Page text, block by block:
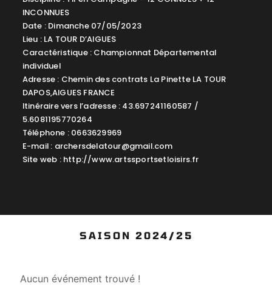
INCONNUES
Date : Dimanche 07/05/2023
Lieu : LA TOUR D’AIGUES
Caractéristique : Championnat Départemental
individuel
Adresse : Chemin des contrats La Pinette LA TOUR
DAPOS,AIGUES FRANCE
Itinéraire vers l’adresse : 43.697241160587 /
5.6081195770264
Téléphone : 0663629969
E-mail : archersdelatour@gmail.com
Site web : http://www.artssportsetloisirs.fr
SAISON 2024/25
Aucun événement trouvé !